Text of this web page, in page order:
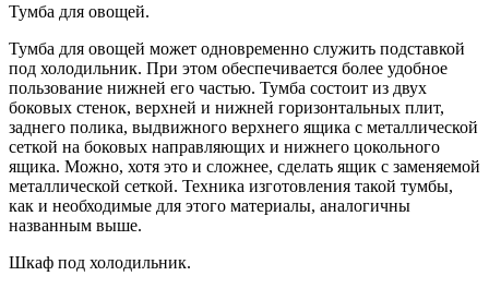
Тумба для овощей.
Тумба для овощей может одновременно служить подставкой
под холодильник. При этом обеспечивается более удобное
пользование нижней его частью. Тумба состоит из двух
боковых стенок, верхней и нижней горизонтальных плит,
заднего полика, выдвижного верхнего ящика с металлической
сеткой на боковых направляющих и нижнего цокольного
ящика. Можно, хотя это и сложнее, сделать ящик с заменяемой
металлической сеткой. Техника изготовления такой тумбы,
как и необходимые для этого материалы, аналогичны
названным выше.
Шкаф под холодильник.